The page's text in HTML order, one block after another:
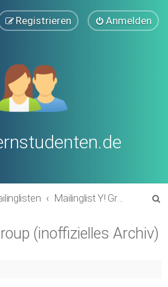
Anmelden
Registrieren
Mailinglist Y! Group (inoffizielles Archiv)
(inoffizielles Archiv)